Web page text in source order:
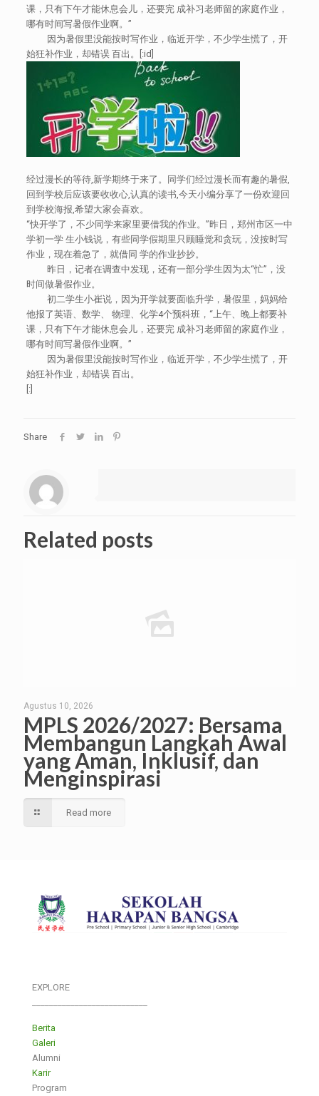
课，只有下午才能休息会儿，还要完 成补习老师留的家庭作业，
哪有时间写暑假作业啊。”
因为暑假里没能按时写作业，临近开学，不少学生慌了，开
始狂补作业，却错误 百出。[:id]
经过漫长的等待,新学期终于来了。同学们经过漫长而有趣的暑假,
回到学校后应该要收收心,认真的读书,今天小编分享了一份欢迎回
到学校海报,希望大家会喜欢。
“快开学了，不少同学来家里要借我的作业。”昨日，郑州市区一中
学初一学 生小钱说，有些同学假期里只顾睡觉和贪玩，没按时写
作业，现在着急了，就借同 学的作业抄抄。
昨日，记者在调查中发现，还有一部分学生因为太“忙”，没
时间做暑假作业。
初二学生小崔说，因为开学就要面临升学，暑假里，妈妈给
他报了英语、数学、 物理、化学4个预科班，“上午、晚上都要补
课，只有下午才能休息会儿，还要完 成补习老师留的家庭作业，
哪有时间写暑假作业啊。”
因为暑假里没能按时写作业，临近开学，不少学生慌了，开
始狂补作业，却错误 百出。
[:]
Share
Related posts
Agustus 10, 2026
MPLS 2026/2027: Bersama
Membangun Langkah Awal
yang Aman, Inklusif, dan
Menginspirasi
Read more
EXPLORE
Berita
Galeri
Alumni
Karir
Program